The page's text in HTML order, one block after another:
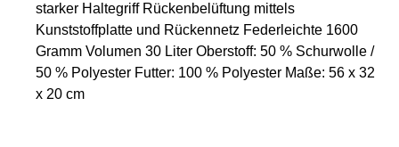
starker Haltegriff Rückenbelüftung mittels
Kunststoffplatte und Rückennetz Federleichte 1600
Gramm Volumen 30 Liter Oberstoff: 50 % Schurwolle /
50 % Polyester Futter: 100 % Polyester Maße: 56 x 32
x 20 cm